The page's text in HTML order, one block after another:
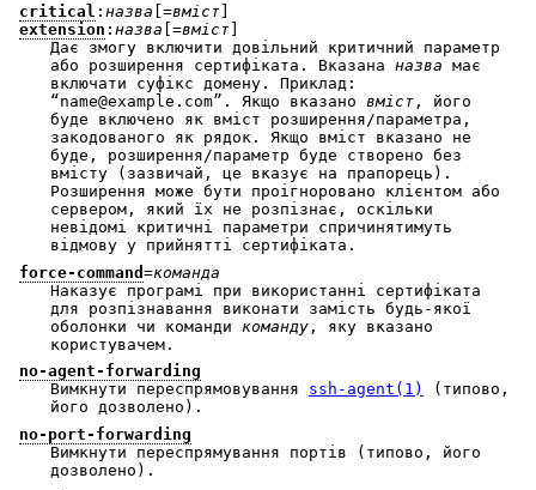
critical : назва [=вміст
extension : назва [=вміст
Дає змогу включити довільний критичний параметр
або розширення сертифіката. Вказана назва
включати суфікс домену. Приклад:
“name@example.com”. Якщо вказано вміст , його
буде включено як вміст розширення/параметра,
закодованого як рядок. Якщо вміст вказано не
буде, розширення/параметр буде створено без
вмісту (зазвичай, це вказує на прапорець).
Розширення може бути проігноровано клієнтом або
сервером, який їх не розпізнає, оскільки
невідомі критичні параметри спричинятимуть
відмову у прийнятті сертифіката.
force-command =команда
Наказує програмі при використанні сертифіката
для розпізнавання виконати замість будь-якої
оболонки чи команди команду , яку вказано
користувачем.
no-agent-forwarding
Вимкнути переспрямовування ssh-agent(1)
його дозволено).
no-port-forwarding
Вимкнути переспрямування портів (типово, його
дозволено).